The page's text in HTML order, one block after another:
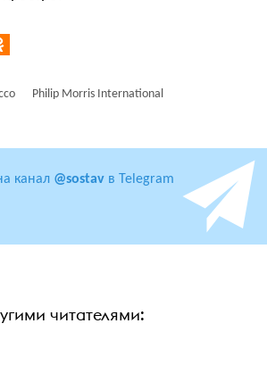
Philip Morris International
канал @sostav в Telegram
читателями: